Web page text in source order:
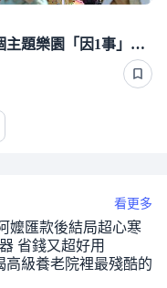
到日本旅遊注意了！迪士尼等30多個主題樂園「因1事」漲價
看更多
嬤匯款後結局超心寒
省錢又超好用
高級養老院裡最殘酷的